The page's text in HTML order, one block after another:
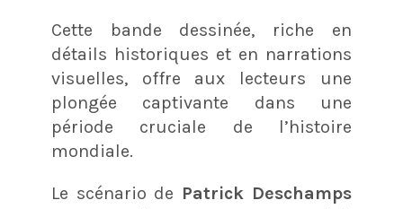
Cette bande dessinée, riche en
détails historiques et en narrations
visuelles, offre aux lecteurs une
plongée captivante dans une
période cruciale de l’histoire
mondiale.
Le scénario de Patrick Deschamps